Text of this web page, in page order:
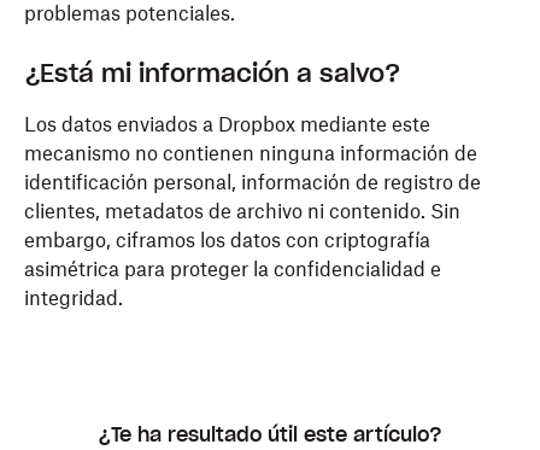
problemas potenciales.
¿Está mi información a salvo?
Los datos enviados a Dropbox mediante este
mecanismo no contienen ninguna información de
identificación personal, información de registro de
clientes, metadatos de archivo ni contenido. Sin
embargo, ciframos los datos con criptografía
asimétrica para proteger la confidencialidad e
integridad.
¿Te ha resultado útil este artículo?